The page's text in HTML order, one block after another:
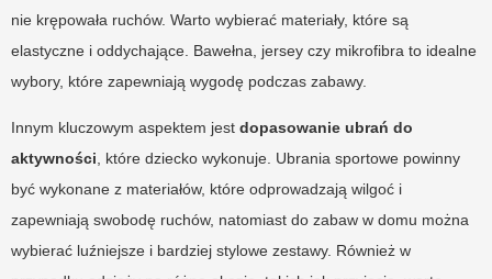
nie krępowała ruchów. Warto wybierać materiały, które są
elastyczne i oddychające. Bawełna, jersey czy mikrofibra to idealne
wybory, które zapewniają wygodę podczas zabawy.
Innym kluczowym aspektem jest dopasowanie ubrań do
aktywności , które dziecko wykonuje. Ubrania sportowe powinny
być wykonane z materiałów, które odprowadzają wilgoć i
zapewniają swobodę ruchów, natomiast do zabaw w domu można
wybierać luźniejsze i bardziej stylowe zestawy. Również w